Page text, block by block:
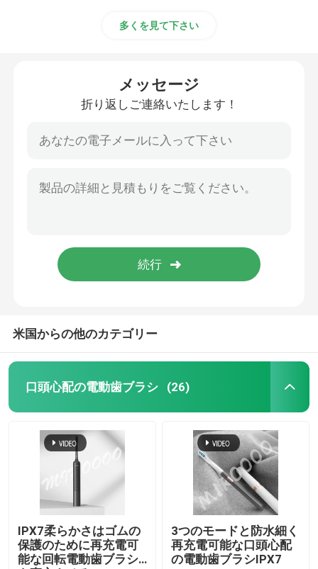
製品
動画
多くを見て下さい
メッセージ
折り返しご連絡いたします！
米国からの他のカテゴリー
口頭心配の電動歯ブラシ (26)
IPX7柔らかさはゴムの
保護のために再充電可
能な回転電動歯ブラシ
3つのモードと防水細く
再充電可能な口頭心配
の電動歯ブラシIPX7